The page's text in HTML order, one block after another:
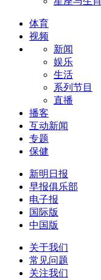
体育
视频
新闻
娱乐
生活
系列节目
直播
播客
互动新闻
专题
保健
新明日报
早报俱乐部
电子报
国际版
中国版
关于我们
常见问题
关注我们